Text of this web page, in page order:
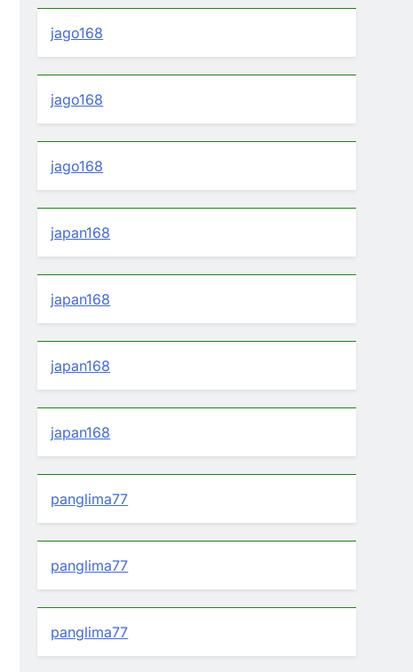
jago168
jago168
jago168
japan168
japan168
japan168
japan168
panglima77
panglima77
panglima77